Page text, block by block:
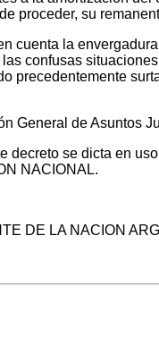
proceder, su
cuenta la
confusas
precedentemente
General de Asuntos
decreto se dicta en
NACIONAL.
DE LA NACION